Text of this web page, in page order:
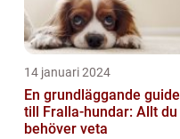
14 januari 2024
En grundläggande guide
till Fralla-hundar: Allt du
behöver veta